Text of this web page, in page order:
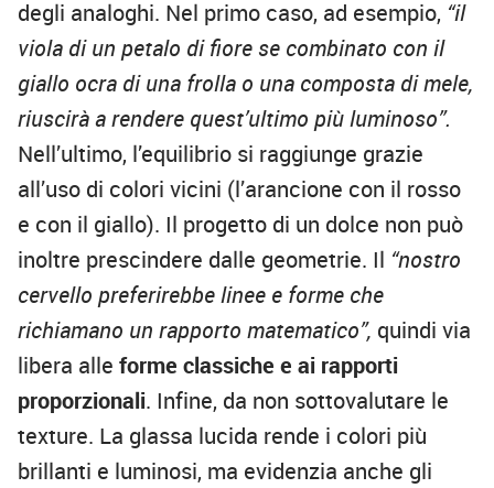
degli analoghi. Nel primo caso, ad esempio, “il
viola di un petalo di fiore se combinato con il
giallo ocra di una frolla o una composta di mele,
riuscirà a rendere quest’ultimo più luminoso”.
Nell’ultimo, l’equilibrio si raggiunge grazie
all’uso di colori vicini (l’arancione con il rosso
e con il giallo). Il progetto di un dolce non può
inoltre prescindere dalle geometrie. Il “nostro
cervello preferirebbe linee e forme che
richiamano un rapporto matematico”, quindi via
libera alle forme classiche e ai rapporti
proporzionali. Infine, da non sottovalutare le
texture. La glassa lucida rende i colori più
brillanti e luminosi, ma evidenzia anche gli